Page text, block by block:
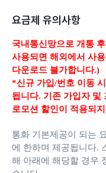
요금제 유의사항
국내통신망으로 개통
사용되면 해외에서 사
다운로드 불가합니다.)
*신규 가입/번호 이동
됩니다. 기존 가입자 및
로모션 할인이 적용되
통화 기본제공이 되는
에 한하며 제공됩니다.
해 아래에 해당할 경우